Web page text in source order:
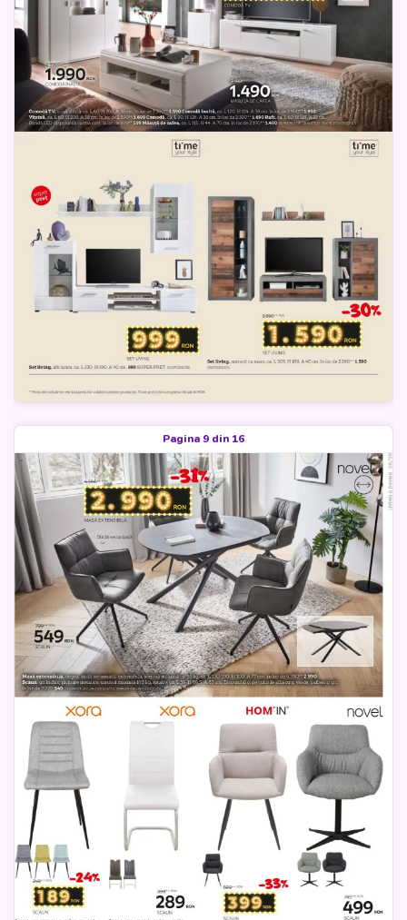
Pagina 9 din 16